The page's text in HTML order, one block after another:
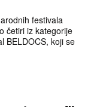
festivala
četiri iz kategorije
BELDOCS, koji se